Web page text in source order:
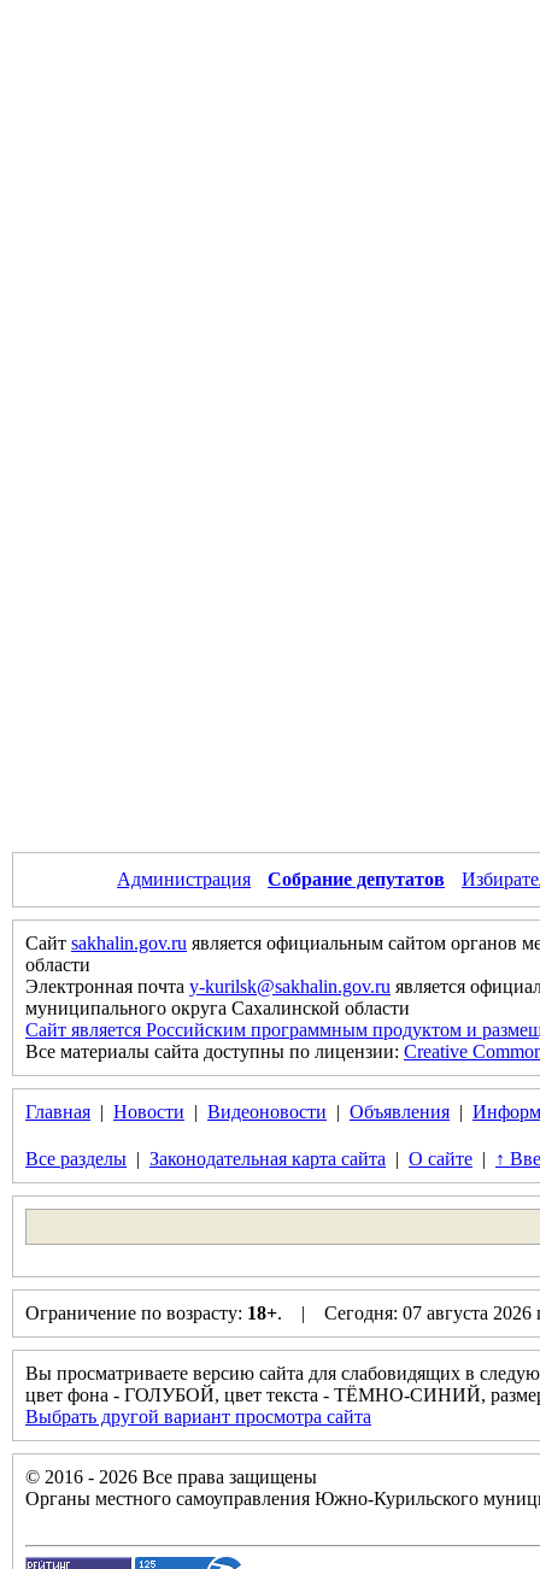
Администрация Собрание депутатов
Сайт sakhalin.gov.ru является официальным сайтом органов
области
Электронная почта y-kurilsk@sakhalin.gov.ru является
муниципального округа Сахалинской области
Сайт является Российским программным продуктом и
Все материалы сайта доступны по лицензии: Creative
Главная | Новости | Видеоновости | Объявления |
Все разделы | Законодательная карта сайта | О сайте | ↑
Ограничение по возрасту: 18+. | Сегодня: 07 августа
Вы просматриваете версию сайта для слабовидящих в
цвет фона - ГОЛУБОЙ, цвет текста - ТЁМНО-СИНИЙ,
Выбрать другой вариант просмотра сайта
© 2016 - 2026 Все права защищены
Органы местного самоуправления Южно-Курильского